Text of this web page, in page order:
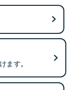
ます。